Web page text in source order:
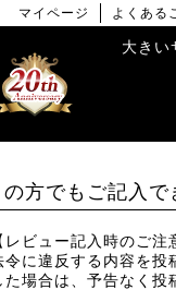
マイページ よくある
大きい
方でもご記入で
レビュー記入時のご注
に違反する内容を投
場合は、予告なく投